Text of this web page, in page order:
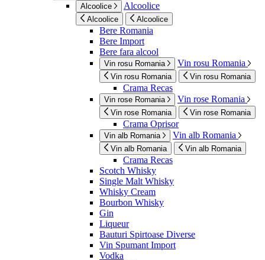
Alcoolice
Alcoolice
Alcoolice Alcoolice
Bere Romania
Bere Import
Bere fara alcool
Vin rosu Romania Vin rosu Romania
Vin rosu Romania Vin rosu Romania
Crama Recas
Vin rose Romania Vin rose Romania
Vin rose Romania Vin rose Romania
Crama Oprisor
Vin alb Romania Vin alb Romania
Vin alb Romania Vin alb Romania
Crama Recas
Scotch Whisky
Single Malt Whisky
Whisky Cream
Bourbon Whisky
Gin
Liqueur
Bauturi Spirtoase Diverse
Vin Spumant Import
Vodka